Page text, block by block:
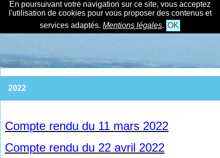
En poursuivant votre navigation sur ce site, vous acceptez
l'utilisation de cookies pour vous proposer des contenus et
services adaptés. Mentions légales. OK
2022
Compte rendu du 11 mars 2022
Compte rendu du 22 avril 2022